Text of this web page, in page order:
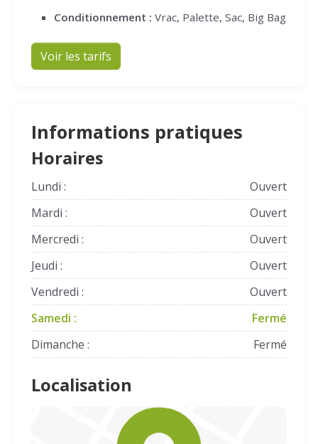
Conditionnement : Vrac, Palette, Sac, Big Bag
Voir les tarifs
Informations pratiques
Horaires
Lundi :
Ouvert
Mardi :
Ouvert
Mercredi :
Ouvert
Jeudi :
Ouvert
Vendredi :
Ouvert
Samedi :
Fermé
Dimanche :
Fermé
Localisation